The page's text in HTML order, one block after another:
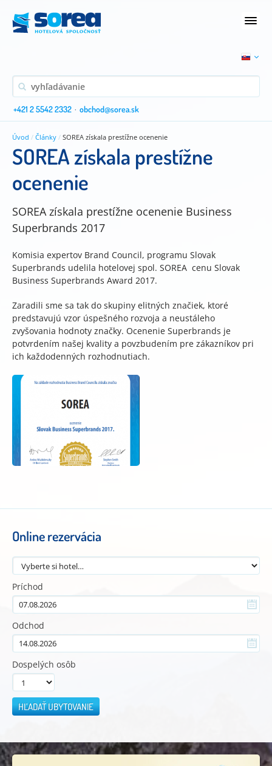
+421 2 5542 2332 · obchod@sorea.sk
Úvod / Články / SOREA získala prestížne ocenenie
SOREA získala prestížne
ocenenie
SOREA získala prestížne ocenenie Business
Superbrands 2017
Komisia expertov Brand Council, programu Slovak
Superbrands udelila hotelovej spol. SOREA cenu Slovak
Business Superbrands Award 2017.
Zaradili sme sa tak do skupiny elitných značiek, ktoré
predstavujú vzor úspešného rozvoja a neustáleho
zvyšovania hodnoty značky. Ocenenie Superbrands je
potvrdením našej kvality a povzbudením pre zákazníkov pri
ich každodenných rozhodnutiach.
Online rezervácia
Príchod
Odchod
Dospelých osôb
HĽADAŤ UBYTOVANIE